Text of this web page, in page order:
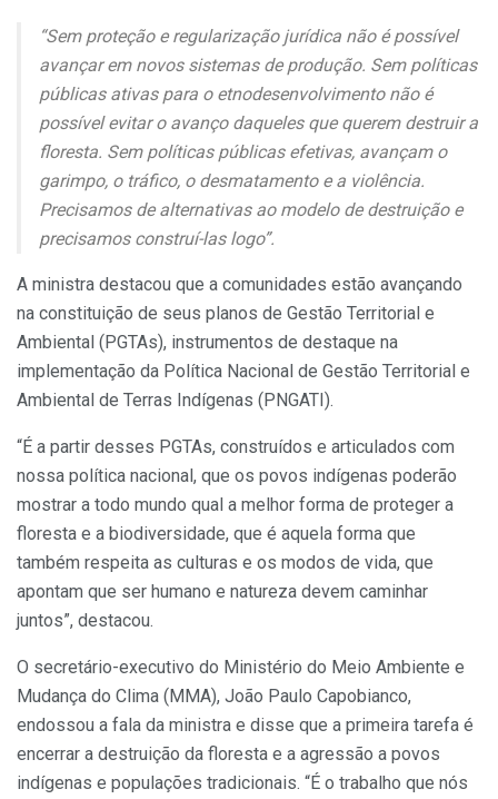
“Sem proteção e regularização jurídica não é possível
avançar em novos sistemas de produção. Sem políticas
públicas ativas para o etnodesenvolvimento não é
possível evitar o avanço daqueles que querem destruir a
floresta. Sem políticas públicas efetivas, avançam o
garimpo, o tráfico, o desmatamento e a violência.
Precisamos de alternativas ao modelo de destruição e
precisamos construí-las logo”.
A ministra destacou que a comunidades estão avançando
na constituição de seus planos de Gestão Territorial e
Ambiental (PGTAs), instrumentos de destaque na
implementação da Política Nacional de Gestão Territorial e
Ambiental de Terras Indígenas (PNGATI).
“É a partir desses PGTAs, construídos e articulados com
nossa política nacional, que os povos indígenas poderão
mostrar a todo mundo qual a melhor forma de proteger a
floresta e a biodiversidade, que é aquela forma que
também respeita as culturas e os modos de vida, que
apontam que ser humano e natureza devem caminhar
juntos”, destacou.
O secretário-executivo do Ministério do Meio Ambiente e
Mudança do Clima (MMA), João Paulo Capobianco,
endossou a fala da ministra e disse que a primeira tarefa é
encerrar a destruição da floresta e a agressão a povos
indígenas e populações tradicionais. “É o trabalho que nós